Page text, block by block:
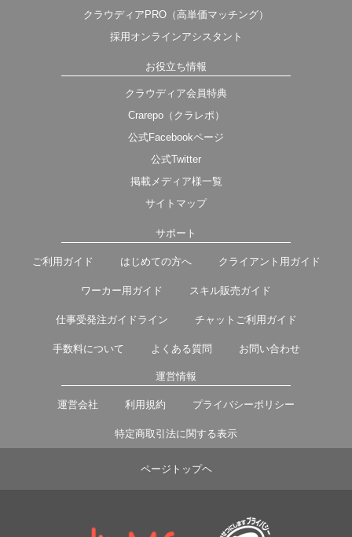
クラウディアPRO（高単価マッチング）
採用オンラインアシスタント
お役立ち情報
クラウディア会員特典
Crarepo（クラレポ）
公式Facebookページ
公式Twitter
掲載メディア様一覧
サイトマップ
サポート
ご利用ガイド はじめての方へ クライアント用ガイド
ワーカー用ガイド スキル販売ガイド
仕事受発注ガイドライン チャットご利用ガイド
手数料について よくある質問 お問い合わせ
運営情報
運営会社 利用規約 プライバシーポリシー
特定商取引法に関する表示
ページトップヘ